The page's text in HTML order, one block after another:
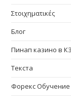
Στοιχηματικές
Блог
Пинап казино в
Текста
Форекс Обучение